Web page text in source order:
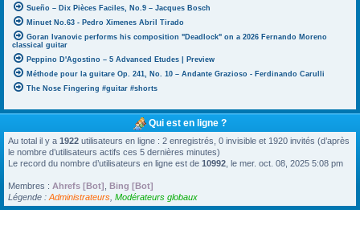
Sueño – Dix Pièces Faciles, No.9 – Jacques Bosch
Minuet No.63 - Pedro Ximenes Abril Tirado
Goran Ivanovic performs his composition "Deadlock" on a 2026 Fernando Moreno
classical guitar
Peppino D'Agostino – 5 Advanced Etudes | Preview
Méthode pour la guitare Op. 241, No. 10 – Andante Grazioso - Ferdinando Carulli
The Nose Fingering #guitar #shorts
Qui est en ligne ?
Au total il y a 1922 utilisateurs en ligne : 2 enregistrés, 0 invisible et 1920 invités (d’après
le nombre d’utilisateurs actifs ces 5 dernières minutes)
Le record du nombre d’utilisateurs en ligne est de 10992 , le mer. oct. 08, 2025 5:08 pm
Membres : Ahrefs [Bot] Bing [Bot]
Légende : Administrateurs Modérateurs globaux